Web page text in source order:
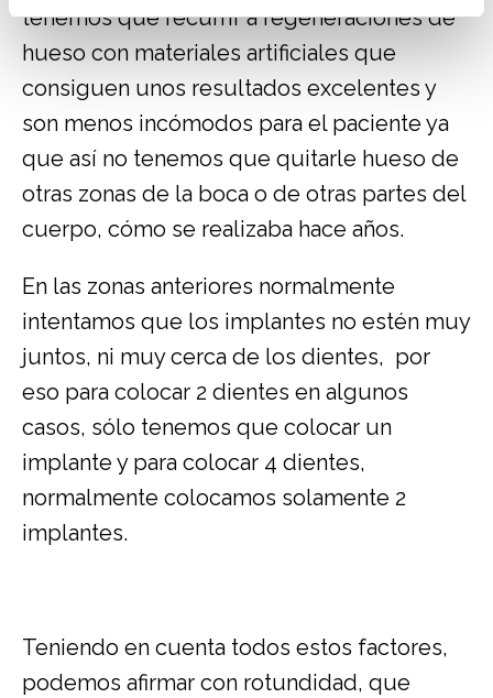
tenemos que recurrir a regeneraciones de
hueso con materiales artificiales que
consiguen unos resultados excelentes y
son menos incómodos para el paciente ya
que así no tenemos que quitarle hueso de
otras zonas de la boca o de otras partes del
cuerpo, cómo se realizaba hace años.
En las zonas anteriores normalmente
intentamos que los implantes no estén muy
juntos, ni muy cerca de los dientes, por
eso para colocar 2 dientes en algunos
casos, sólo tenemos que colocar un
implante y para colocar 4 dientes,
normalmente colocamos solamente 2
implantes.
Teniendo en cuenta todos estos factores,
podemos afirmar con rotundidad, que